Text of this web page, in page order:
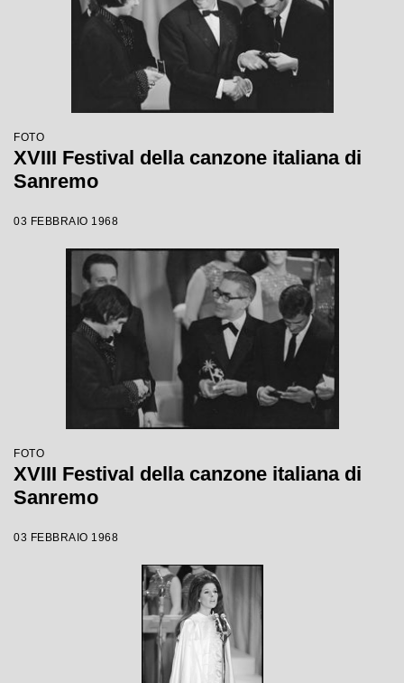
FOTO
XVIII Festival della canzone italiana di
Sanremo
03 FEBBRAIO 1968
FOTO
XVIII Festival della canzone italiana di
Sanremo
03 FEBBRAIO 1968